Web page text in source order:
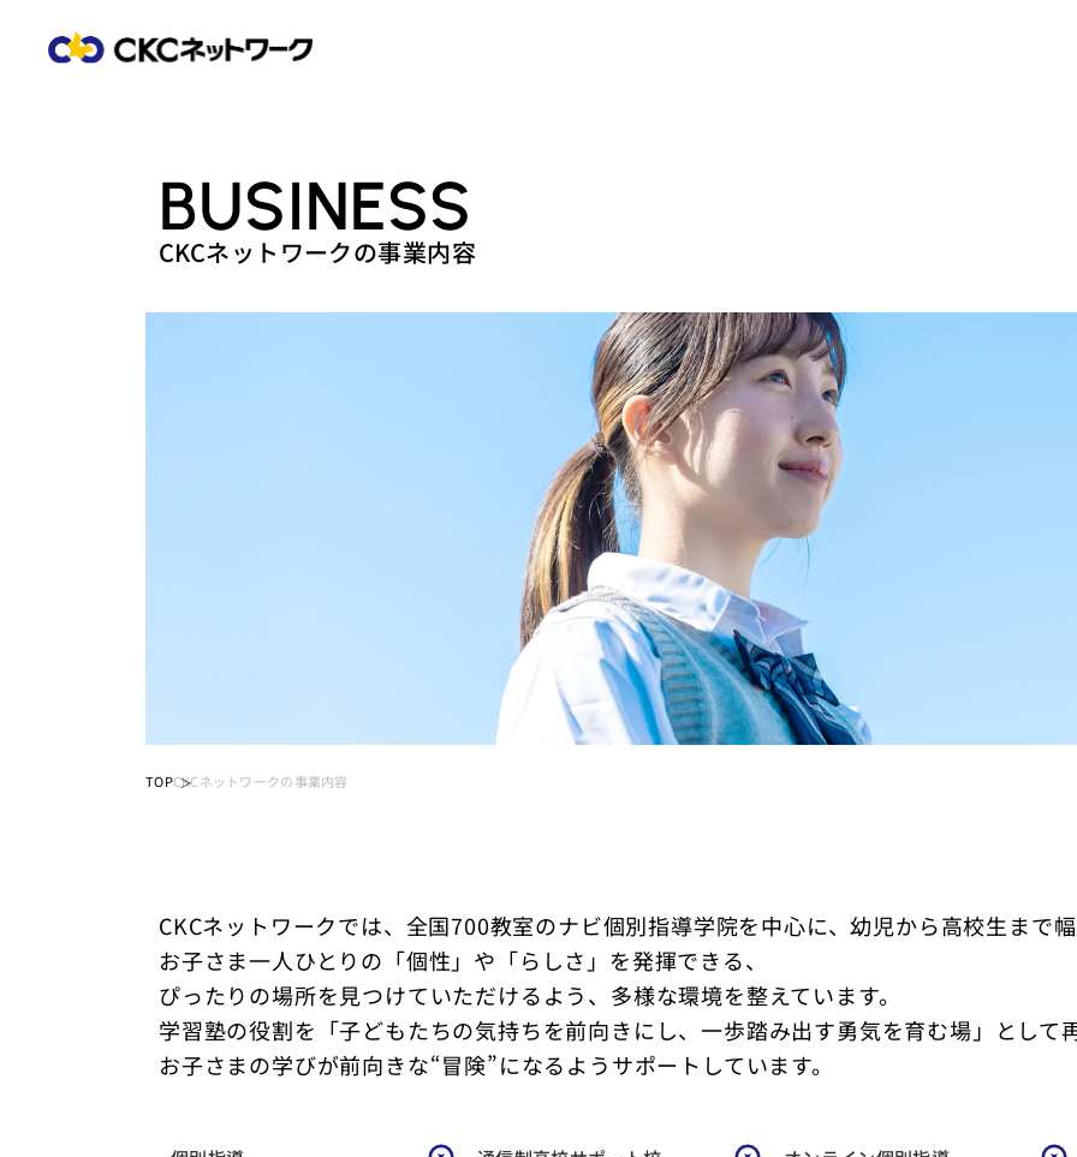
BUSINESS
CKCネットワークの事業内容
TOPCKCネットワークの事業内容
CKCネットワークでは、全国700教室のナビ個別指導学院を中心に、幼児から高校生まで
お子さま一人ひとりの「個性」や「らしさ」を発揮できる、
ぴったりの場所を見つけていただけるよう、多様な環境を整えています。
学習塾の役割を「子どもたちの気持ちを前向きにし、一歩踏み出す勇気を育む場」として
お子さまの学びが前向きな“冒険”になるようサポートしています。